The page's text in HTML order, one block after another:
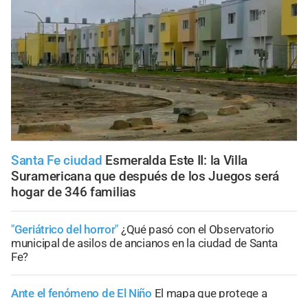
Santa Fe ciudad Esmeralda Este II: la Villa
Suramericana que después de los Juegos será
hogar de 346 familias
"Geriátrico del horror" ¿Qué pasó con el Observatorio
municipal de asilos de ancianos en la ciudad de Santa
Fe?
Ante el fenómeno de El Niño El mapa que protege a